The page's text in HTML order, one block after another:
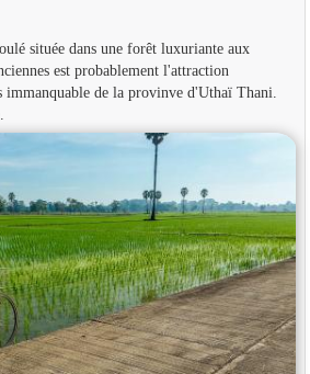
située dans une forêt luxuriante aux
est probablement l'attraction
de la provinve d'Uthaï Thani.